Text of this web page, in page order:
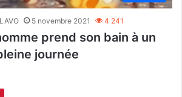
5 novembre 2021 4 241
prend son bain à un
journée